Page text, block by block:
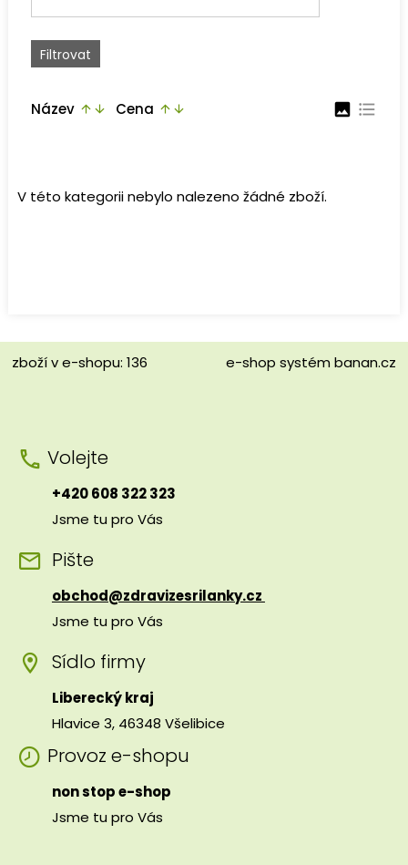
Název arrow_upward arrow_downward Cena arrow_upward arrow_downward image format_list_bulleted
V této kategorii nebylo nalezeno žádné zboží.
zboží v e-shopu: 136 e-shop systém banan.cz
Volejte
+420 608 322 323
Jsme tu pro Vás
Pište
obchod@zdravizesrilanky.cz
Jsme tu pro Vás
Sídlo firmy
Liberecký kraj
Hlavice 3, 46348 Všelibice
Provoz e-shopu
non stop e-shop
Jsme tu pro Vás